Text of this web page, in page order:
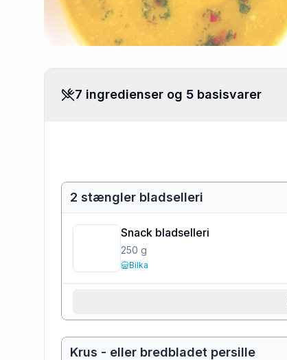
7 ingredienser og 5 basisvarer
2 stængler bladselleri
Snack bladselleri
250 g
Bilka
Krus - eller bredbladet persille